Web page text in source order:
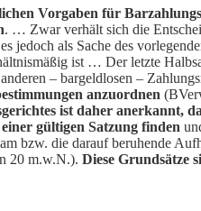
Vorgaben für
. … Zwar verhält sich die
jedoch als Sache des
ist … Der letzte
– bargeldlosen –
anzuordnen
ist daher anerkannt,
gültigen Satzung finden
bzw. die darauf beruhende
20 m.w.N.). Diese Grundsätze